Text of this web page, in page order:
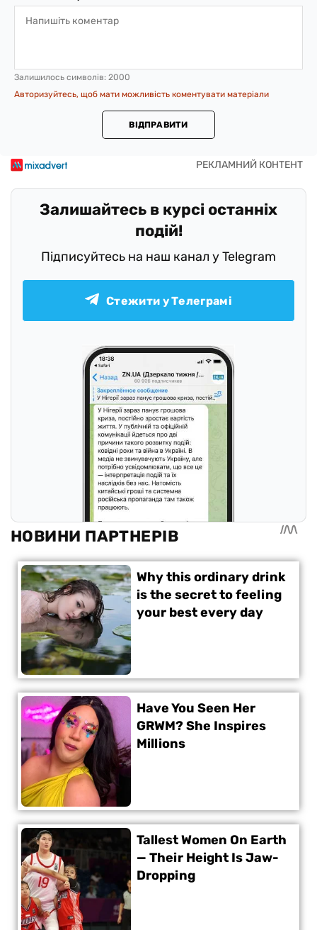
Залишилось символів: 2000
Авторизуйтесь, щоб мати можливість коментувати матеріали
ВІДПРАВИТИ
Залишайтесь в курсі останніх
подій!
Підписуйтесь на наш канал у Telegram
Стежити у Телеграмі